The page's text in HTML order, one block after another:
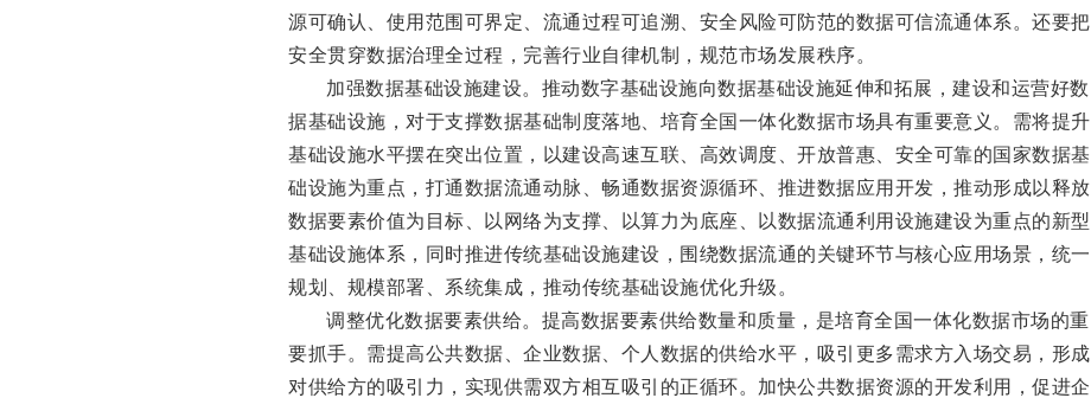
源可确认、使用范围可界定、流通过程可追溯、安全风险可防范的数据可信流通体系。还要把
安全贯穿数据治理全过程，完善行业自律机制，规范市场发展秩序。
加强数据基础设施建设。推动数字基础设施向数据基础设施延伸和拓展，建设和运营好数
据基础设施，对于支撑数据基础制度落地、培育全国一体化数据市场具有重要意义。需将提升
基础设施水平摆在突出位置，以建设高速互联、高效调度、开放普惠、安全可靠的国家数据基
础设施为重点，打通数据流通动脉、畅通数据资源循环、推进数据应用开发，推动形成以释放
数据要素价值为目标、以网络为支撑、以算力为底座、以数据流通利用设施建设为重点的新型
基础设施体系，同时推进传统基础设施建设，围绕数据流通的关键环节与核心应用场景，统一
规划、规模部署、系统集成，推动传统基础设施优化升级。
调整优化数据要素供给。提高数据要素供给数量和质量，是培育全国一体化数据市场的重
要抓手。需提高公共数据、企业数据、个人数据的供给水平，吸引更多需求方入场交易，形成
对供给方的吸引力，实现供需双方相互吸引的正循环。加快公共数据资源的开发利用，促进企